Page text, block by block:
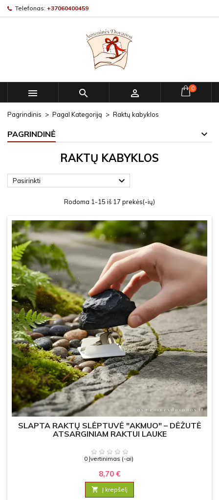
Telefonas: +37060400459
   0
Pagrindinis Pagal Kategoriją Raktų kabyklos
PAGRINDINĖ
RAKTŲ KABYKLOS
Pasirinkti 
Rodoma 1-15 iš 17 prekės(-ių)
SLAPTA RAKTŲ SLĖPTUVĖ "AKMUO" – DĖŽUTĖ
ATSARGINIAM RAKTUI LAUKE
0 Įvertinimas (-ai)
8,70 €
 Į krepšelį